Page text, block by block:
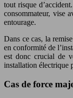
tout risque
consommateur, vise
entourage.
Dans ce cas, la
en conformité de
est donc crucial de
installation électrique
Cas de force